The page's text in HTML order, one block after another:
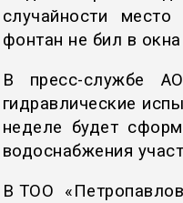
случайности
фонтан не бил в
В пресс-службе
гидравлические
неделе будет
водоснабжения
В ТОО